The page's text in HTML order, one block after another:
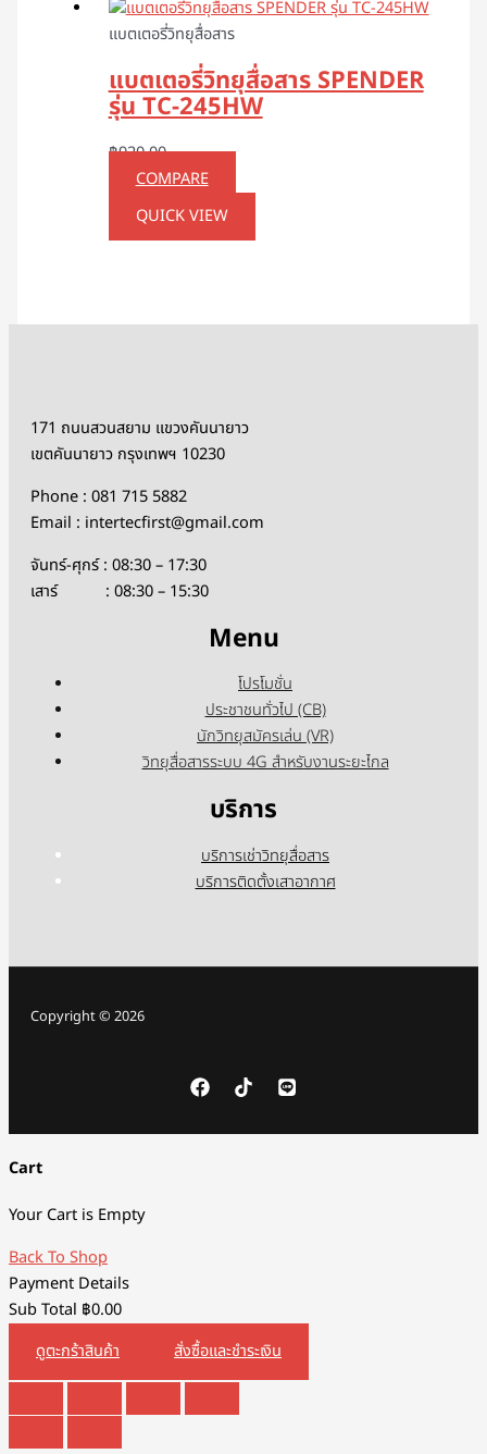
แบตเตอรี่วิทยุสื่อสาร
แบตเตอรี่วิทยุสื่อสาร SPENDER
รุ่น TC-245HW
฿920.00
COMPARE
QUICK VIEW
171 ถนนสวนสยาม แขวงคันนายาว
เขตคันนายาว กรุงเทพฯ 10230
Phone : 081 715 5882
Email : intertecfirst@gmail.com
จันทร์-ศุกร์ : 08:30 – 17:30
เสาร์ : 08:30 – 15:30
Menu
โปรโมชั่น
ประชาชนทั่วไป (CB)
นักวิทยุสมัครเล่น (VR)
วิทยุสื่อสารระบบ 4G สำหรับงานระยะไกล
บริการ
บริการเช่าวิทยุสื่อสาร
บริการติดตั้งเสาอากาศ
Copyright © 2026
Cart
Your Cart is Empty
Back To Shop
Payment Details
Sub Total ฿0.00
ดูตะกร้าสินค้า
สั่งซื้อและชำระเงิน